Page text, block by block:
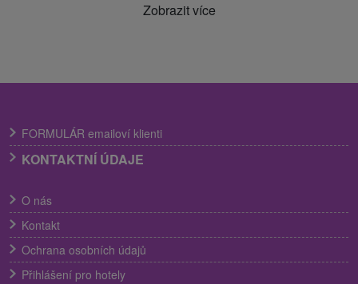
Zobrazit více
FORMULÁR emailoví klienti
KONTAKTNÍ ÚDAJE
O nás
Kontakt
Ochrana osobních údajů
Přihlášení pro hotely